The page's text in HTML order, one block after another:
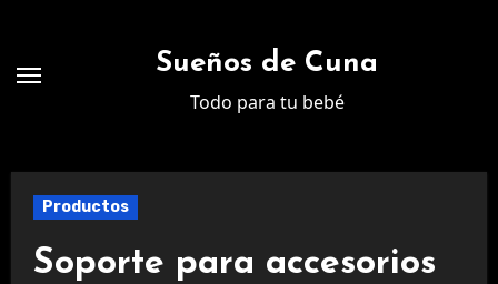
contenido
Sueños de Cuna
Todo para tu bebé
Productos
Soporte para accesorios